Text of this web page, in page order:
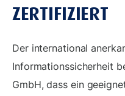
ZERTIFIZIERT
Der international
Informationssicherheit
GmbH, dass ein